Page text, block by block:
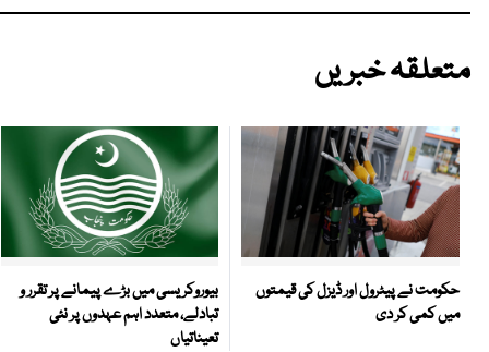
متعلقہ خبریں
حکومت نے پیٹرول اور ڈیزل کی قیمتوں
میں کمی کر دی
بیوروکریسی میں بڑے پیمانے پر تقرر و
تبادلے، متعدد اہم عہدوں پر نئی
تعیناتیاں